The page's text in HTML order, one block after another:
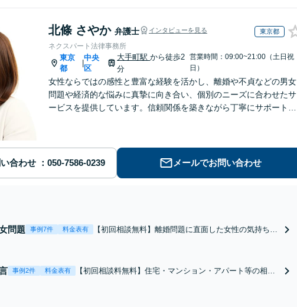
北條 さやか 弁護士 インタビューを見る 東京都
ネクスパート法律事務所
東京
都
中央
区
大手町駅から徒歩2
分
営業時間：09:00~21:00（土日祝
日）
女性ならではの感性と豊富な経験を活かし、離婚や不貞などの男女
問題や経済的な悩みに真摯に向き合い、個別のニーズに合わせたサ
ービスを提供しています。信頼関係を築きながら丁寧にサポートし
合わせ メールでお問い合わせ
問題 事例7件 料金表有
【初回相談無料】離婚問題に直面した女性の気持ちに
を目指します【夜間・休日面談可】
事例2件 料金表有
【初回相談料無料】住宅・マンション・アパート等の相続